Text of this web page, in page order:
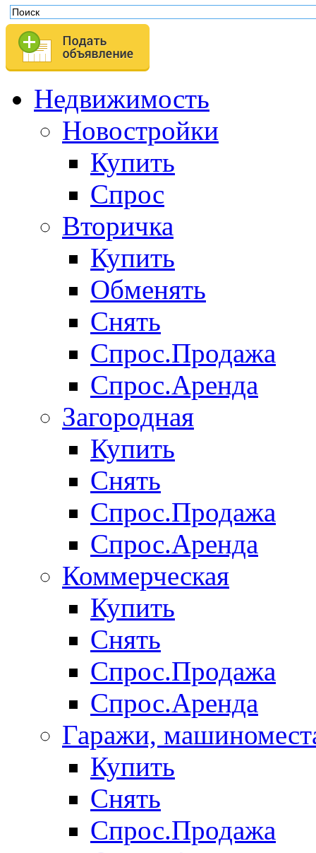
Недвижимость
Новостройки
Купить
Спрос
Вторичка
Купить
Обменять
Снять
Спрос.Продажа
Спрос.Аренда
Загородная
Купить
Снять
Спрос.Продажа
Спрос.Аренда
Коммерческая
Купить
Снять
Спрос.Продажа
Спрос.Аренда
Гаражи,
Купить
Снять
Спрос.Продажа